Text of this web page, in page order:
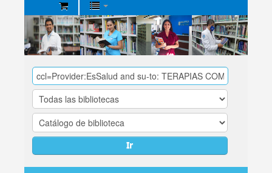
Biblioteca
Central
EsSalud
Ir